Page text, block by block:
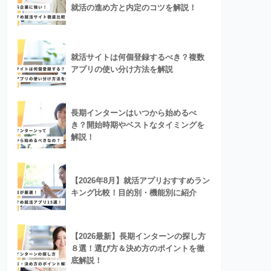
就活の進め方と内定のコツを解説！
就活サイトは何個登録するべき？複数
アプリの使い分け方法を解説
長期インターンはいつから始めるべ
き？開始時期やベストなタイミングを
解説！
【2026年8月】就活アプリおすすめラン
キング比較！目的別・機能別に紹介
【2026最新】長期インターンの探し方
８選！選び方＆決め方のポイントを徹
底解説！